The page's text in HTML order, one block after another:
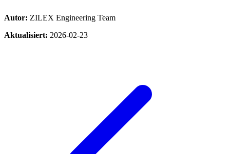
Autor: ZILEX Engineering Team
Aktualisiert: 2026-02-23